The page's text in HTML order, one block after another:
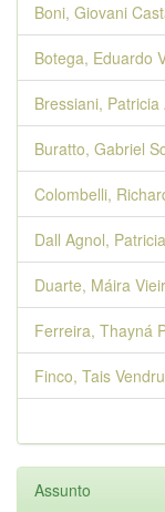
Boni, Giovani
Botega, Eduardo
Bressiani, Patricia
Buratto, Gabriel
Colombelli,
Dall Agnol, Patricia
Duarte, Máira
Ferreira, Thayná
Finco, Tais
Assunto